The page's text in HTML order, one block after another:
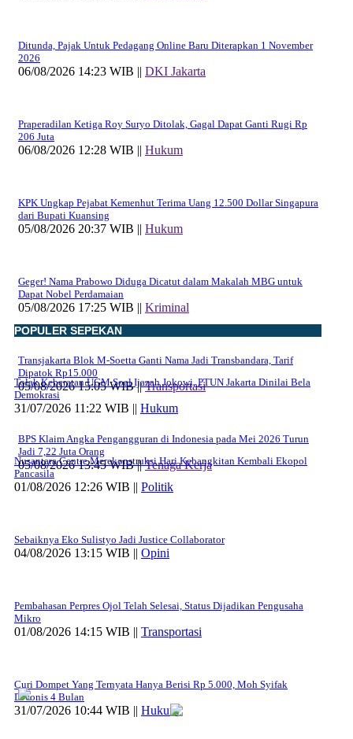
Ditunda, Pajak Untuk Pedagang Online Baru Diterapkan 1 November
2026
06/08/2026 14:23 WIB || DKI Jakarta
Praperadilan Ketiga Roy Suryo Ditolak, Gagal Dapat Ganti Rugi Rp
206 Juta
06/08/2026 12:28 WIB || Hukum
KPK Ungkap Pejabat Kemenhut Terima Uang 12.500 Dollar Singapura
dari Bupati Kuansing
05/08/2026 20:37 WIB || Hukum
Geger! Nama Prabowo Diduga Dicatut dalam Makalah MBG untuk
Dapat Nobel Perdamaian
05/08/2026 17:25 WIB || Kriminal
Transjakarta Blok M-Soetta Ganti Nama Jadi Transbandara, Tarif
Dipatok Rp15.000
05/08/2026 15:05 WIB ||Transportasi
BPS Klaim Angka Pengangguran di Indonesia pada Mei 2026 Turun
Jadi 7,22 Juta Orang
05/08/2026 13:45 WIB ||Tenaga Kerja
POPULER SEPEKAN
Tolak Keberatan UGM Soal Ijazah Jokowi, PTUN Jakarta Dinilai Bela
Demokrasi
31/07/2026 11:22 WIB || Hukum
Nusantara Centre Merekonstruksi Hari Kebangkitan Kembali Ekopol
Pancasila
01/08/2026 12:26 WIB || Politik
Sebaiknya Eko Sulistyo Jadi Justice Collaborator
04/08/2026 13:15 WIB || Opini
Pembahasan Perpres Ojol Telah Selesai, Status Dijadikan Pengusaha
Mikro
01/08/2026 14:15 WIB || Transportasi
Curi Dompet Yang Ternyata Hanya Berisi Rp 5.000, Moh Syifak
Divonis 4 Bulan
31/07/2026 10:44 WIB || Hukum